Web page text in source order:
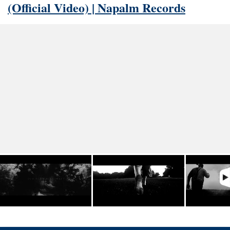
(Official Video) | Napalm Records